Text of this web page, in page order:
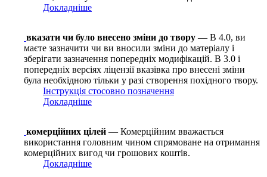
Докладніше
вказати чи було внесено зміни до твору — В 4.0, ви
маєте зазначити чи ви вносили зміни до матеріалу і
зберігати зазначення попередніх модифікацій. В 3.0 і
попередніх версіях ліцензії вказівка про внесені зміни
була необхідною тільки у разі створення похідного твору.
Інструкція стосовно позначення
Докладніше
комерційних цілей — Комерційним вважається
використання головним чином спрямоване на отримання
комерційних вигод чи грошових коштів.
Докладніше